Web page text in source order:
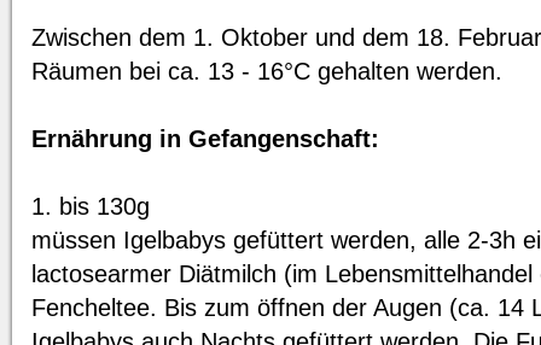
Zwischen dem 1. Oktober und dem 18.
Räumen bei ca. 13 - 16°C gehalten werden.
Ernährung in Gefangenschaft:
1. bis 130g
müssen Igelbabys gefüttert werden, alle 2-3h
lactosearmer Diätmilch (im
Fencheltee. Bis zum öffnen der Augen (ca. 14